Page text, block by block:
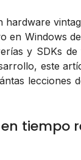
hardware
en Windows
y SDKs
este
lecciones
tiempo